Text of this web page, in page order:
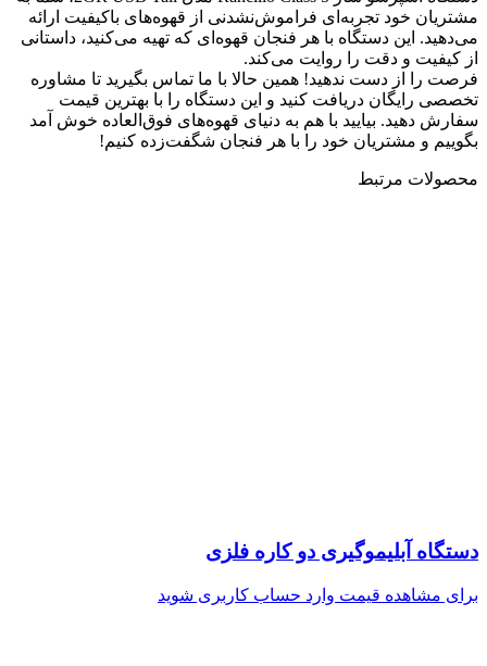
مشتریان خود تجربه‌ای فراموش‌نشدنی از قهوه‌های باکیفیت ارائه
می‌دهید. این دستگاه با هر فنجان قهوه‌ای که تهیه می‌کنید، داستانی
از کیفیت و دقت را روایت می‌کند.
فرصت را از دست ندهید! همین حالا با ما تماس بگیرید تا مشاوره
تخصصی رایگان دریافت کنید و این دستگاه را با بهترین قیمت
سفارش دهید. بیایید با هم به دنیای قهوه‌های فوق‌العاده خوش آمد
بگوییم و مشتریان خود را با هر فنجان شگفت‌زده کنیم!
محصولات مرتبط
دستگاه آبلیموگیری دو کاره فلزی
برای مشاهده قیمت وارد حساب کاربری شوید